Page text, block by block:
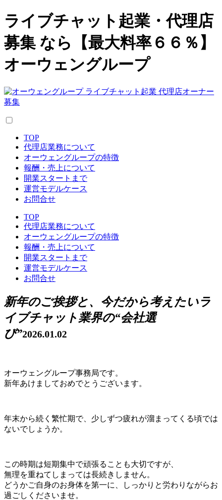
ライブチャット起業・代理店
募集 なら【最大料率６６％】
オーウェングループ
TOP
代理店業務について
オーウェングループの特徴
報酬・売上について
開業スタートまで
運営モデルケース
お問合せ
TOP
代理店業務について
オーウェングループの特徴
報酬・売上について
開業スタートまで
運営モデルケース
お問合せ
新年のご挨拶と、今だから考えたいラ
イブチャット業界の“会社選
び”2026.01.02
オーウェングループ事務局です。
新年あけましておめでとうございます。
年末から続く繁忙期で、少しずつ疲れが溜まってくる頃では
ないでしょうか。
この時期は短期集中で頑張ることも大切ですが、
無理を重ねてしまっては長続きしません。
どうかご自身のお身体を第一に、しっかりと労わりながらお
過ごしくださいませ。